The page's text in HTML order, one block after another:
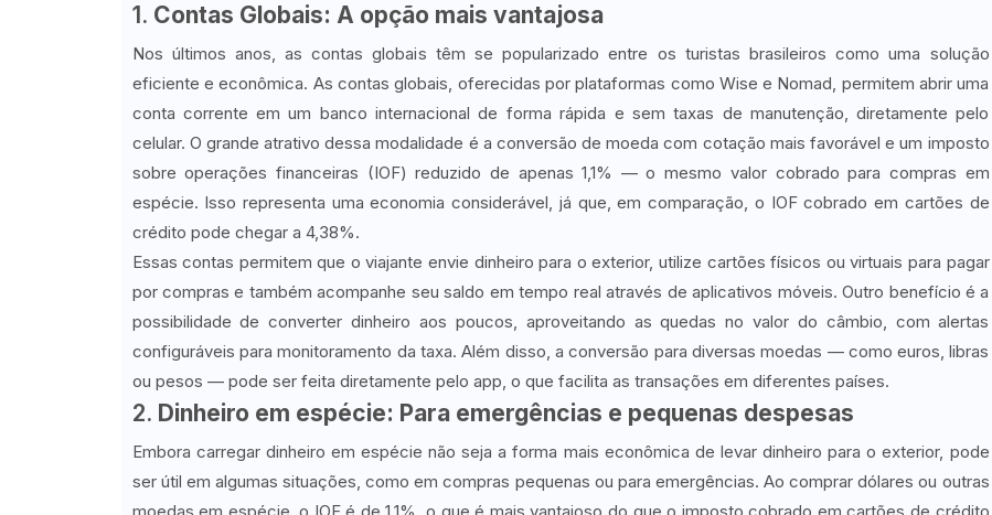
1. Contas Globais: A opção mais vantajosa
Nos últimos anos, as contas globais têm se popularizado entre os turistas brasileiros como uma solução
eficiente e econômica. As contas globais, oferecidas por plataformas como Wise e Nomad, permitem abrir uma
conta corrente em um banco internacional de forma rápida e sem taxas de manutenção, diretamente pelo
celular. O grande atrativo dessa modalidade é a conversão de moeda com cotação mais favorável e um imposto
sobre operações financeiras (IOF) reduzido de apenas 1,1% — o mesmo valor cobrado para compras em
espécie. Isso representa uma economia considerável, já que, em comparação, o IOF cobrado em cartões de
crédito pode chegar a 4,38%.
Essas contas permitem que o viajante envie dinheiro para o exterior, utilize cartões físicos ou virtuais para pagar
por compras e também acompanhe seu saldo em tempo real através de aplicativos móveis. Outro benefício é a
possibilidade de converter dinheiro aos poucos, aproveitando as quedas no valor do câmbio, com alertas
configuráveis para monitoramento da taxa. Além disso, a conversão para diversas moedas — como euros, libras
ou pesos — pode ser feita diretamente pelo app, o que facilita as transações em diferentes países.
2. Dinheiro em espécie: Para emergências e pequenas despesas
Embora carregar dinheiro em espécie não seja a forma mais econômica de levar dinheiro para o exterior, pode
ser útil em algumas situações, como em compras pequenas ou para emergências. Ao comprar dólares ou outras